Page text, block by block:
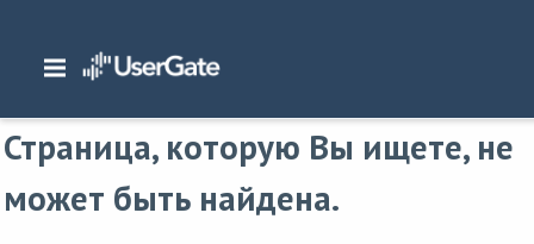
Главная/ Страница не найдена
Страница, которую Вы ищете, не
может быть найдена.